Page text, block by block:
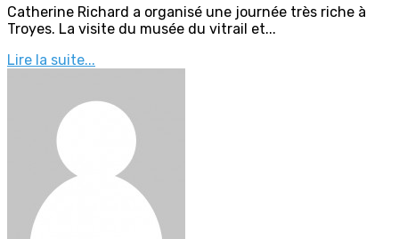
Catherine Richard a organisé une journée très riche à
Troyes. La visite du musée du vitrail et...
Lire la suite...